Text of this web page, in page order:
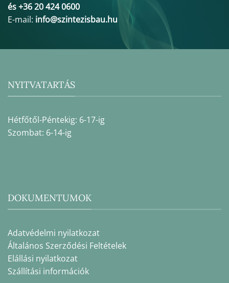
és +36 20 424 0600
E-mail: info@szintezisbau.hu
NYITVATARTÁS
Hétfőtől-Péntekig: 6-17-ig
Szombat: 6-14-ig
DOKUMENTUMOK
Adatvédelmi nyilatkozat
Általános Szerződési Feltételek
Elállási nyilatkozat
Szállítási információk